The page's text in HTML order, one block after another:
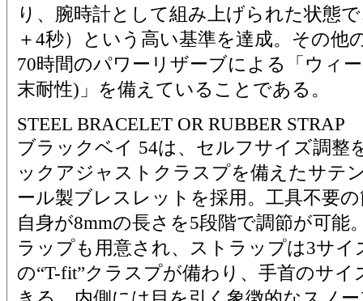
り、腕時計として組み上げられた状態
＋4秒）という高い基準を達成。その他
70時間のパワーリザーブによる「ウィ
末耐性)」を備えていることである。
STEEL BRACELET OR RUBBER STRAP
ブラックベイ 54は、セルフサイズ調整
ックアジャストクラスプを備えたサテ
ール製ブレスレットを採用。工具不要
自身が8mmの長さを5段階で調節が可能
ラップも用意され、ストラップは3サイ
の“T-fit”クラスプが備わり、手首のサ